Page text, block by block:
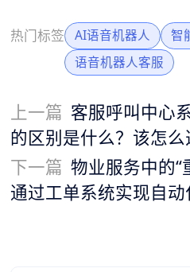
热门标签 AI语音机器人
智
语音机器人客服
上一篇 客服呼叫中心
的区别是什么？该怎么
下一篇 物业服务中的“
通过工单系统实现自动